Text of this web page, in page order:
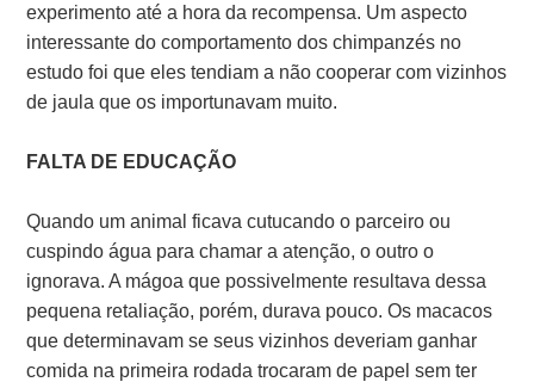
experimento até a hora da recompensa. Um aspecto
interessante do comportamento dos chimpanzés no
estudo foi que eles tendiam a não cooperar com vizinhos
de jaula que os importunavam muito.
FALTA DE EDUCAÇÃO
Quando um animal ficava cutucando o parceiro ou
cuspindo água para chamar a atenção, o outro o
ignorava. A mágoa que possivelmente resultava dessa
pequena retaliação, porém, durava pouco. Os macacos
que determinavam se seus vizinhos deveriam ganhar
comida na primeira rodada trocaram de papel sem ter